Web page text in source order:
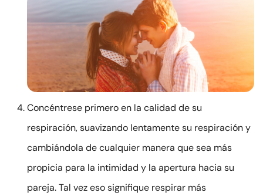
Concéntrese primero en la calidad de su
respiración, suavizando lentamente su respiración y
cambiándola de cualquier manera que sea más
propicia para la intimidad y la apertura hacia su
pareja. Tal vez eso signifique respirar más